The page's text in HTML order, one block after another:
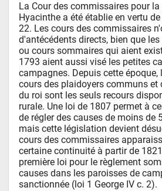
La Cour des commissaires pour
Hyacinthe a été établie en vertu
22. Les cours des commissaires
d'antécédents directs, bien que
ou cours sommaires qui aient
1793 aient aussi visé les petites
campagnes. Depuis cette époque,
cours des plaidoyers communs et
du roi sont les seuls recours
rurale. Une loi de 1807 permet à
de régler des causes de moins de
mais cette législation devient
cours des commissaires
certaine continuité à partir de
première loi pour le règlement
causes dans les paroisses de
sanctionnée (loi 1 George IV c. 2).